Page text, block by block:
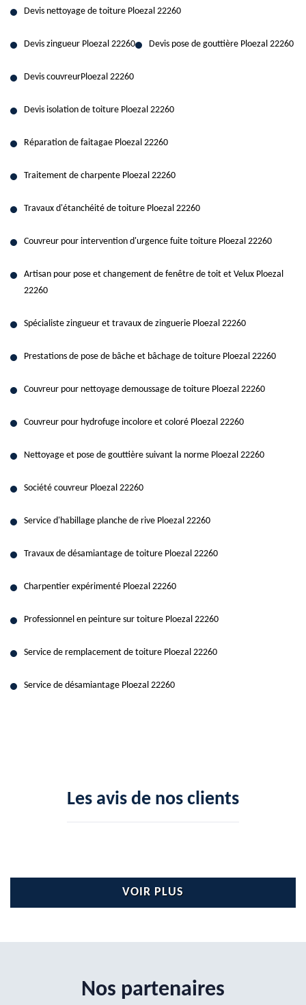
Devis nettoyage de toiture Ploezal 22260
Devis zingueur Ploezal 22260 Devis pose de gouttière Ploezal 22260
Devis couvreurPloezal 22260
Devis isolation de toiture Ploezal 22260
Réparation de faitagae Ploezal 22260
Traitement de charpente Ploezal 22260
Travaux d'étanchéité de toiture Ploezal 22260
Couvreur pour intervention d'urgence fuite toiture Ploezal 22260
Artisan pour pose et changement de fenêtre de toit et Velux Ploezal
22260
Spécialiste zingueur et travaux de zinguerie Ploezal 22260
Prestations de pose de bâche et bâchage de toiture Ploezal 22260
Couvreur pour nettoyage demoussage de toiture Ploezal 22260
Couvreur pour hydrofuge incolore et coloré Ploezal 22260
Nettoyage et pose de gouttière suivant la norme Ploezal 22260
Société couvreur Ploezal 22260
Service d'habillage planche de rive Ploezal 22260
Travaux de désamiantage de toiture Ploezal 22260
Charpentier expérimenté Ploezal 22260
Professionnel en peinture sur toiture Ploezal 22260
Service de remplacement de toiture Ploezal 22260
Service de désamiantage Ploezal 22260
Les avis de nos clients
VOIR PLUS
Nos partenaires